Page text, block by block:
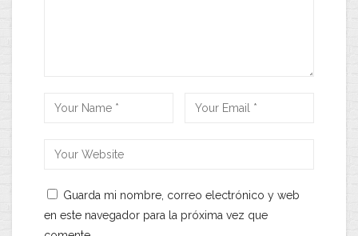
Guarda mi nombre, correo electrónico y web
en este navegador para la próxima vez que